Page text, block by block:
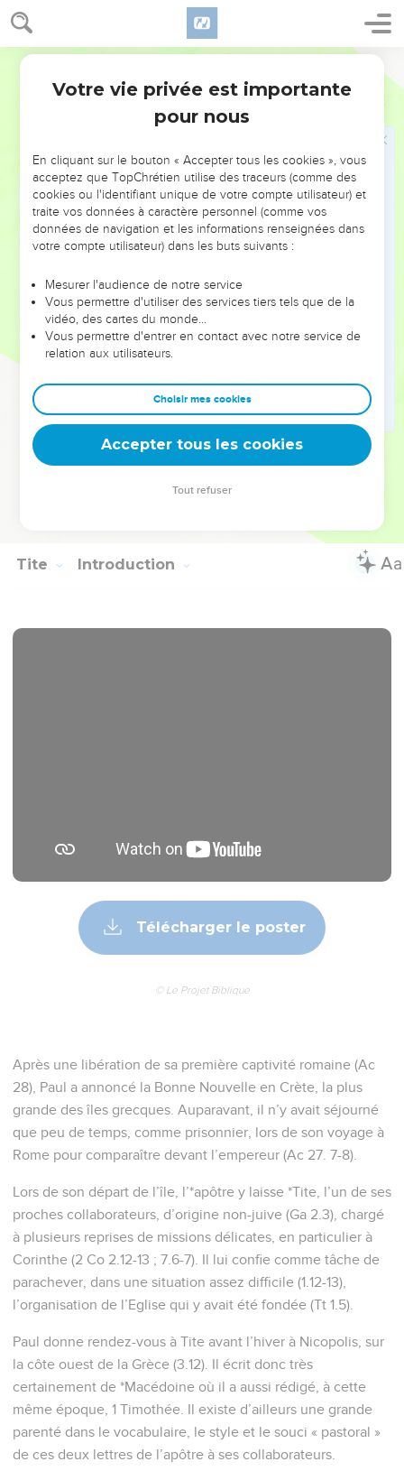
2 Timothée 4
Seigneur le traitera conformément à ses actes.
15 Méfie-toi aussi de lui, car il s'est fortement opposé à nos
La première fois que j’ai présenté ma défense, personne
ne m'a soutenu, tous m'ont au contraire abandonné. Qu’il ne
C'est le Seigneur qui m'a soutenu et fortifié afin que, par
mon intermédiaire, le message soit pleinement proclamé et
entendu de toutes les nations ; c’est ainsi que j'ai été délivré
de la gueule du lion.
sauvera pour me faire entrer dans son royaume céleste. A lui
soit la gloire aux siècles des siècles ! Amen !
Salutations finales
Salue Prisca et Aquilas ainsi que la famille d'Onésiphore.
Eraste est resté à Corinthe et j'ai laissé Trophime malade à
Milet.
Tâche de venir avant l'hiver. Eubulus, Pudens, Linus,
Tite Introduction
Télécharger le poster
© Le Projet Biblique
Après une libération de sa première captivité romaine (Ac
28), Paul a annoncé la Bonne Nouvelle en Crète, la plus
grande des îles grecques. Auparavant, il n’y avait séjourné
que peu de temps, comme prisonnier, lors de son voyage à
Rome pour comparaître devant l’empereur (Ac 27. 7-8).
Lors de son départ de l’île, l’*apôtre y laisse *Tite, l’un de ses
proches collaborateurs, d’origine non-juive (Ga 2.3), chargé
à plusieurs reprises de missions délicates, en particulier à
Corinthe (2 Co 2.12-13 ; 7.6-7). Il lui confie comme tâche de
parachever, dans une situation assez difficile (1.12-13),
l’organisation de l’Eglise qui y avait été fondée (Tt 1.5).
Paul donne rendez-vous à Tite avant l’hiver à Nicopolis, sur
la côte ouest de la Grèce (3.12). Il écrit donc très
certainement de *Macédoine où il a aussi rédigé, à cette
même époque, 1 Timothée. Il existe d’ailleurs une grande
parenté dans le vocabulaire, le style et le souci « pastoral »
de ces deux lettres de l’apôtre à ses collaborateurs.
Votre vie privée est importante
pour nous
En cliquant sur le bouton « Accepter tous les cookies », vous
acceptez que TopChrétien utilise des traceurs (comme des
cookies ou l'identifiant unique de votre compte utilisateur) et
traite vos données à caractère personnel (comme vos
données de navigation et les informations renseignées dans
votre compte utilisateur) dans les buts suivants :
Mesurer l'audience de notre service
Vous permettre d'utiliser des services tiers tels que de la
vidéo, des cartes du monde…
Vous permettre d'entrer en contact avec notre service de
relation aux utilisateurs.
Choisir mes cookies
Accepter tous les cookies
Tout refuser